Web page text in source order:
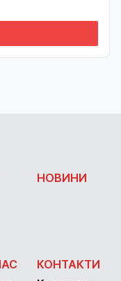
НОВИНИ
КОНТАКТИ